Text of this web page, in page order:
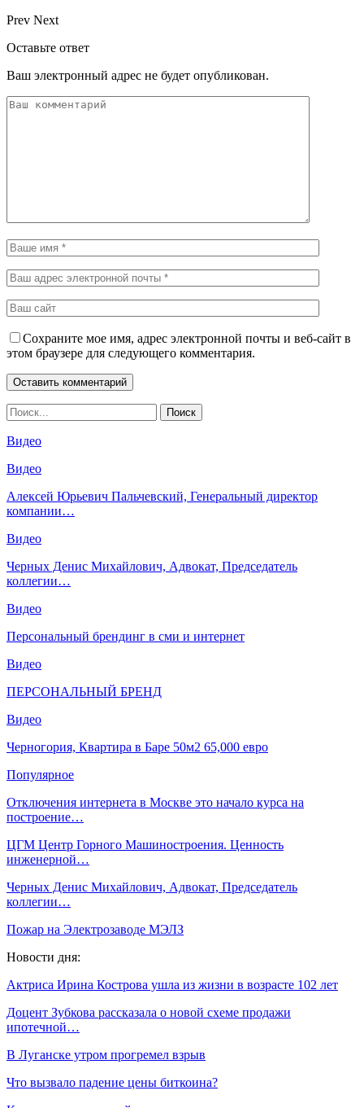
Prev Next
Оставьте ответ
Ваш электронный адрес не будет опубликован.
Сохраните мое имя, адрес электронной почты и веб-сайт в
этом браузере для следующего комментария.
Видео
Видео
Алексей Юрьевич Пальчевский, Генеральный директор
компании…
Видео
Черных Денис Михайлович, Адвокат, Председатель
коллегии…
Видео
Персональный брендинг в сми и интернет
Видео
ПЕРСОНАЛЬНЫЙ БРЕНД
Видео
Черногория, Квартира в Баре 50м2 65,000 евро
Популярное
Отключения интернета в Москве это начало курса на
построение…
ЦГМ Центр Горного Машиностроения. Ценность
инженерной…
Черных Денис Михайлович, Адвокат, Председатель
коллегии…
Пожар на Электрозаводе МЭЛЗ
Новости дня:
Актриса Ирина Кострова ушла из жизни в возрасте 102 лет
Доцент Зубкова рассказала о новой схеме продажи
ипотечной…
В Луганске утром прогремел взрыв
Что вызвало падение цены биткоина?